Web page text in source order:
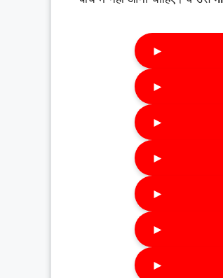
►
►
►
►
►
►
►